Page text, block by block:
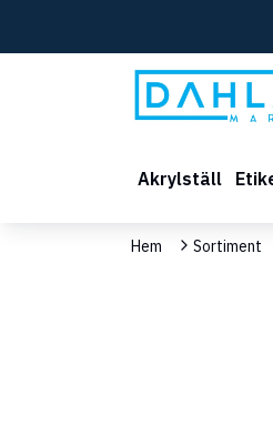
Akrylställ
Hem Sortiment